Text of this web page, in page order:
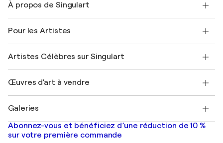
Expédition
Offrir une carte cadeau
Rejoignez notre programme commercial
Mon compte
+33 1 76 44 06 42
À propos de Singulart
FAQ
Magazine Singulart
Emplois
Découvrez une sélection d'art original
Pour les Artistes
Se connecter en tant qu'Artiste
Artistes Célèbres sur Singulart
Marc Chagall
Banksy
Mr. Brainwash
Shepard Fairey
Œuvres d'art à vendre
Tableaux abstraits à vendre
Peintures de paysage
Estampes
Galeries
Galeries d'art en France
Galeries d'art en Belgique
Abonnez-vous et bénéficiez d’une réduction de 10 %
sur votre première commande